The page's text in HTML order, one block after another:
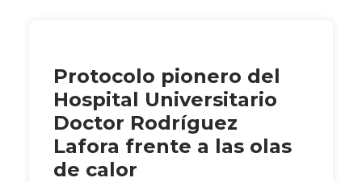
Protocolo pionero del
Hospital Universitario
Doctor Rodríguez
Lafora frente a las olas
de calor